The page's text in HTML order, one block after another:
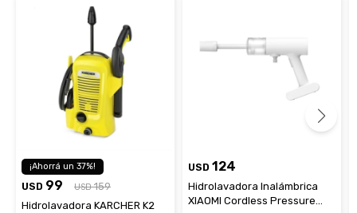
37
USD 99 USD 159
Hidrolavadora KARCHER K2
USD 124
Hidrolavadora Inalámbrica
XIAOMI Cordless Pressure